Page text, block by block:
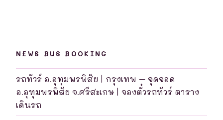
NEWS BUS BOOKING
รถทัวร์ อ.อุทุมพรพิสัย | กรุงเทพ – จุดจอด
อ.อุทุมพรพิสัย จ.ศรีสะเกษ | จองตั๋วรถทัวร์ ตาราง
เดินรถ